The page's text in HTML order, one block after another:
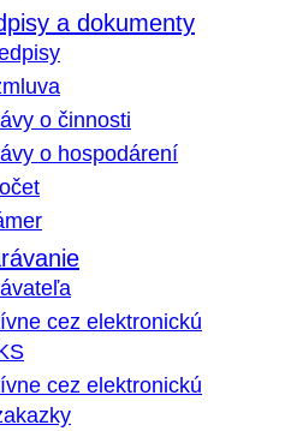
a dokumenty
o činnosti
o hospodárení
cez elektronickú
cez elektronickú